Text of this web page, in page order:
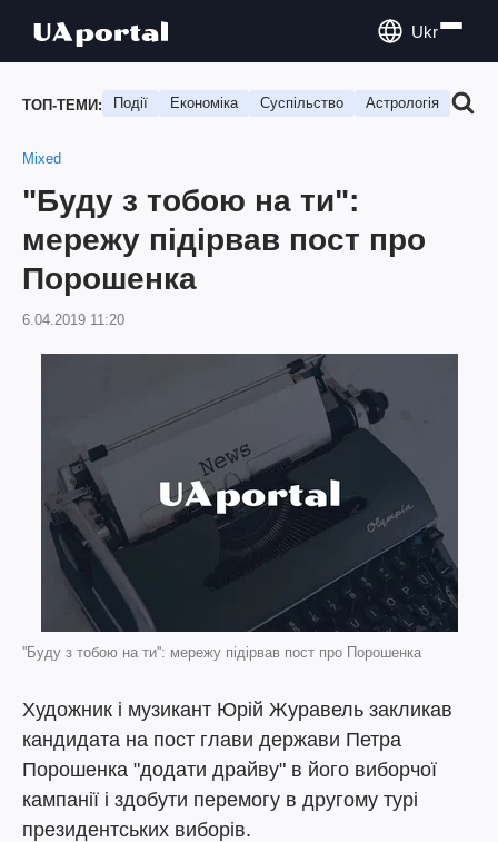
Ukr
ТОП-ТЕМИ: Події Економіка Суспільство Астрологія
Mixed
"Буду з тобою на ти":
мережу підірвав пост про
Порошенка
6.04.2019 11:20
''Буду з тобою на ти'': мережу підірвав пост про Порошенка
Художник і музикант Юрій Журавель закликав
кандидата на пост глави держави Петра
Порошенка "додати драйву" в його виборчої
кампанії і здобути перемогу в другому турі
президентських виборів.